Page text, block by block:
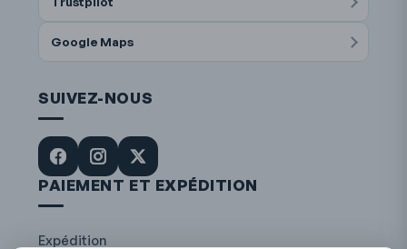
Google Maps
SUIVEZ-NOUS
PAIEMENT ET EXPÉDITION
Expédition